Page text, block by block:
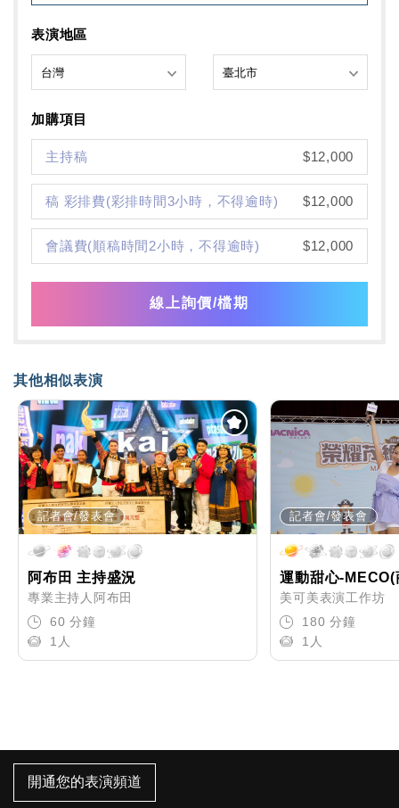
表演地區
加購項目
$12,000
主持稿
$12,000
稿 彩排費(彩排時間3小時，不得逾時)
$12,000
會議費(順稿時間2小時，不得逾時)
線上詢價/檔期
其他相似表演
記者會/發表會
阿布田 主持盛況
專業主持人阿布田
60 分鐘
1人
記者會/發表會
運動甜心-MECO(
美可美表演工作坊
180 分鐘
1人
開通您的表演頻道